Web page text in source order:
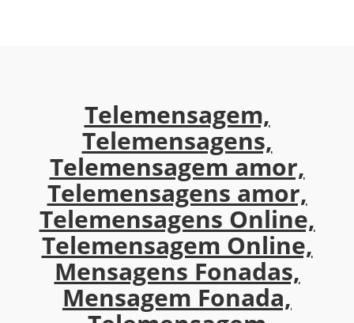
Telemensagem,
Telemensagens,
Telemensagem amor,
Telemensagens amor,
Telemensagens Online,
Telemensagem Online,
Mensagens Fonadas,
Mensagem Fonada,